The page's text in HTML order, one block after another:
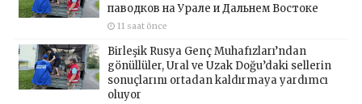
паводков на Урале и Дальнем Востоке
11 saat önce
Birleşik Rusya Genç Muhafızları’ndan
gönüllüler, Ural ve Uzak Doğu’daki sellerin
sonuçlarını ortadan kaldırmaya yardımcı
oluyor